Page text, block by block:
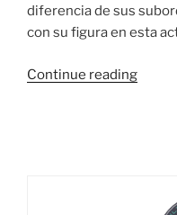
diferencia de sus
con su figura en esta
Continue reading“Foto